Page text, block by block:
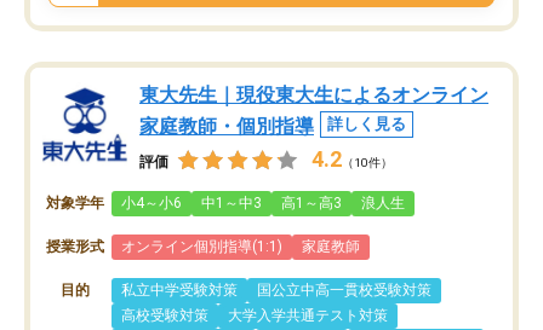
東大先生｜現役東大生によるオンライン
家庭教師・個別指導
詳しく見る
評価 4.2 （10件）
対象学年 小4～小6 中1～中3 高1～高3 浪人生
授業形式 オンライン個別指導(1:1) 家庭教師
目的 私立中学受験対策
国公立中高一貫校受験対策
高校受験対策
大学入学共通テスト対策